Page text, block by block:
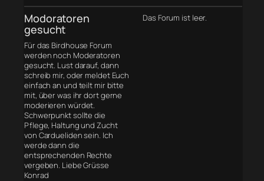
Modoratoren
gesucht
Für das Birdhouse Forum
werden noch Moderatoren
gesucht. Lust darauf, dann
schreib mir, oder meldet Euch
einfach an und teilt mir bitte
mit, über was ihr dort gerne
moderieren würdet.
Schwerpunkt sollte die
Pflege, Haltung und Zucht
von Cardueliden sein. Ich
werde dann die
entsprechenden Rechte
vergeben. Liebe Grüsse
Konrad
Das Forum ist leer.